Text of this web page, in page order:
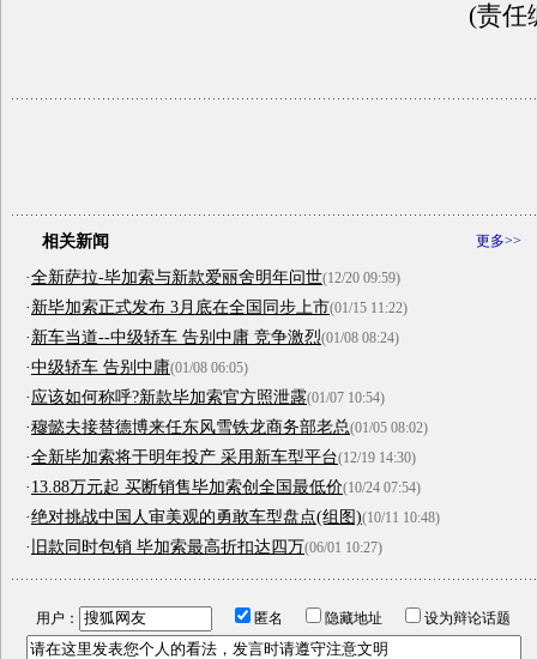
(责任
更多>>
相关新闻
·全新萨拉-毕加索与新款爱丽舍明年问世(12/20 09:59)
·新毕加索正式发布 3月底在全国同步上市(01/15 11:22)
·新车当道--中级轿车 告别中庸 竞争激烈(01/08 08:24)
·中级轿车 告别中庸(01/08 06:05)
·应该如何称呼?新款毕加索官方照泄露(01/07 10:54)
·穆懿夫接替德博来任东风雪铁龙商务部老总(01/05 08:02)
·全新毕加索将于明年投产 采用新车型平台(12/19 14:30)
·13.88万元起 买断销售毕加索创全国最低价(10/24 07:54)
·绝对挑战中国人审美观的勇敢车型盘点(组图)(10/11 10:48)
· 旧款同时包销 毕加索最高折扣达四万(06/01 10:27)
用户： 匿名 隐藏地址 设为辩论话题